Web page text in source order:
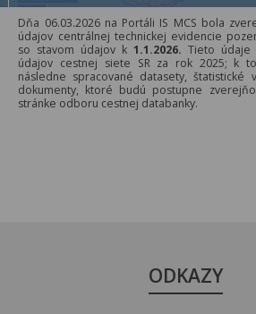
Dňa 06.03.2026 na Portáli IS MCS bola
údajov centrálnej technickej evidencie
so stavom údajov k 1.1.2026. Tieto údaje
údajov cestnej siete SR za rok 2025; k
následne spracované datasety, štatistické
dokumenty, ktoré budú postupne
stránke odboru cestnej databanky.
ODKAZY